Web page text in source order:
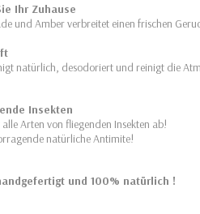
Ihr Zuhause
und Amber verbreitet einen frischen
natürlich, desodoriert und reinigt die
Insekten
Arten von fliegenden Insekten ab!
natürliche Antimite!
und 100% natürlich !